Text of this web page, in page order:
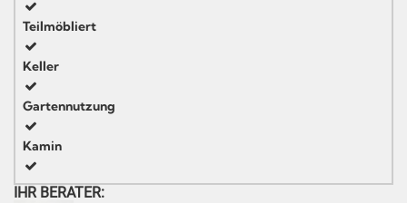
Teilmöbliert
Keller
Gartennutzung
Kamin
IHR BERATER: